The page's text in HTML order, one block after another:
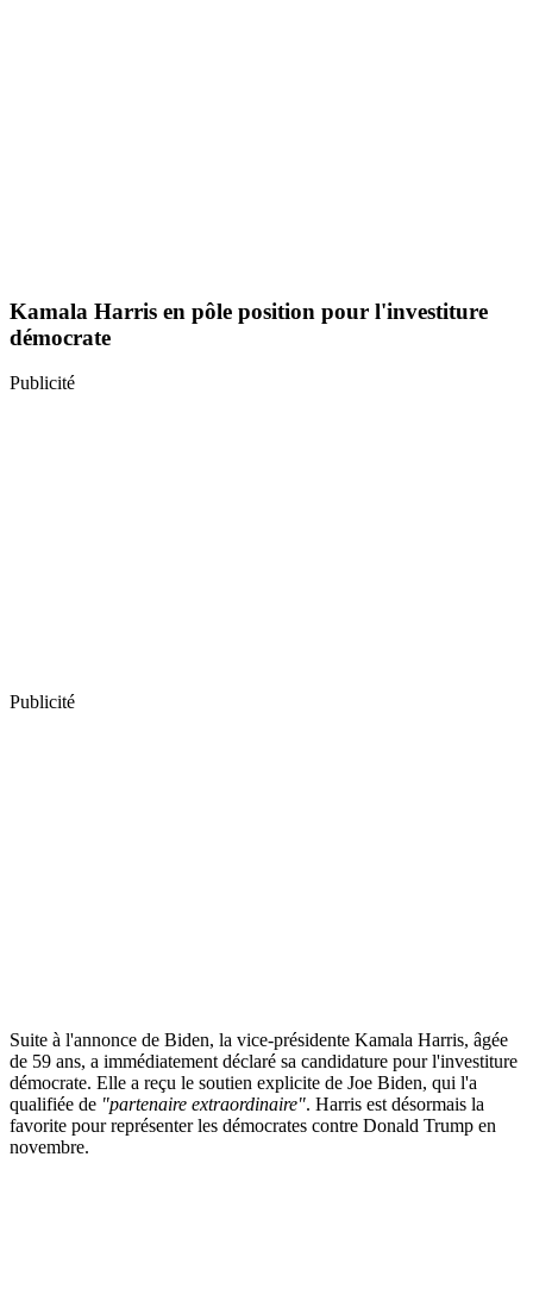
Kamala Harris en pôle position pour l'investiture
démocrate
Publicité
Publicité
Suite à l'annonce de Biden, la vice-présidente Kamala Harris, âgée
de 59 ans, a immédiatement déclaré sa candidature pour l'investiture
démocrate. Elle a reçu le soutien explicite de Joe Biden, qui l'a
qualifiée de "partenaire extraordinaire". Harris est désormais la
favorite pour représenter les démocrates contre Donald Trump en
novembre.